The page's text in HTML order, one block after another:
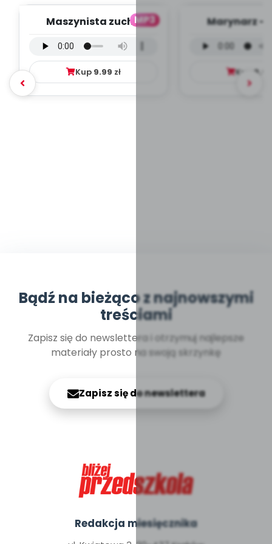
MP3
Maszynista zuch -
mp3)
Kup 9.99 zł
Marynarz -
Kup 9.99
Bądź na bieżąco z najnowszymi
treściami
Zapisz się do newslettera i otrzymuj najlepsze
materiały prosto na swoją skrzynkę
Zapisz się do newslettera
Redakcja miesięcznika